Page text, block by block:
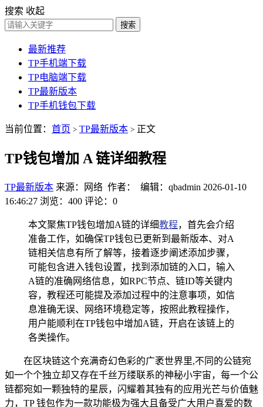
搜索 收起
搜索
最新推荐
TP手机端下载
TP电脑端下载
TP最新版本
TP手机钱包下载
当前位置： 首页 > TP最新版本 > 正文
TP钱包增加 A 链详细教程
TP最新版本 来源：网络 作者： 编辑：qbadmin 2026-01-10
16:46:27 浏览：400 评论：0
本文聚焦TP钱包增加A链的详细教程，首先会介绍
准备工作，如确保TP钱包已更新到最新版本、对A
链相关信息有所了解等，接着逐步阐述添加步骤，
可能包含进入钱包设置，找到添加链的入口，输入
A链的准确网络信息，如RPC节点、链ID等关键内
容，教程还可能提及添加过程中的注意事项，如信
息准确无误、网络环境稳定等，按照此教程操作，
用户能顺利在TP钱包中增加A链，开启在该链上的
各类操作。
在区块链这个充满奇幻色彩的广袤世界里,不同的公链宛
如一个个独立却又存在千丝万缕联系的神秘小宇宙，每一个公
链都宛如一颗独特的星辰，闪耀着其独有的应用光芒与价值魅
力，TP 钱包作为一款功能极为强大且备受广大用户喜爱的数